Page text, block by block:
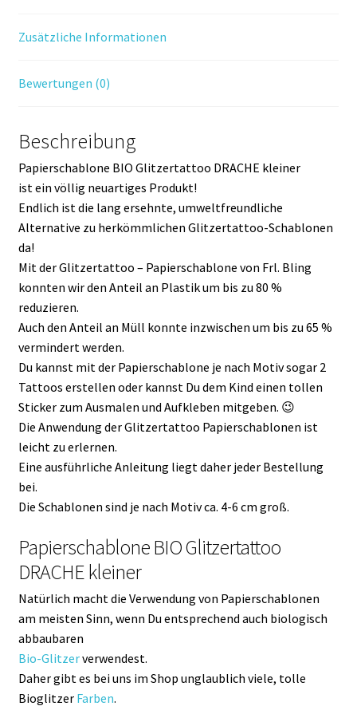
Zusätzliche Informationen
Bewertungen (0)
Beschreibung
Papierschablone BIO Glitzertattoo DRACHE kleiner
ist ein völlig neuartiges Produkt!
Endlich ist die lang ersehnte, umweltfreundliche
Alternative zu herkömmlichen Glitzertattoo-Schablonen
da!
Mit der Glitzertattoo – Papierschablone von Frl. Bling
konnten wir den Anteil an Plastik um bis zu 80 %
reduzieren.
Auch den Anteil an Müll konnte inzwischen um bis zu 65 %
vermindert werden.
Du kannst mit der Papierschablone je nach Motiv sogar 2
Tattoos erstellen oder kannst Du dem Kind einen tollen
Sticker zum Ausmalen und Aufkleben mitgeben. 😉
Die Anwendung der Glitzertattoo Papierschablonen ist
leicht zu erlernen.
Eine ausführliche Anleitung liegt daher jeder Bestellung
bei.
Die Schablonen sind je nach Motiv ca. 4-6 cm groß.
Papierschablone BIO Glitzertattoo
DRACHE kleiner
Natürlich macht die Verwendung von Papierschablonen
am meisten Sinn, wenn Du entsprechend auch biologisch
abbaubaren
Bio-Glitzerverwendest.
Daher gibt es bei uns im Shop unglaublich viele, tolle
Bioglitzer Farben.